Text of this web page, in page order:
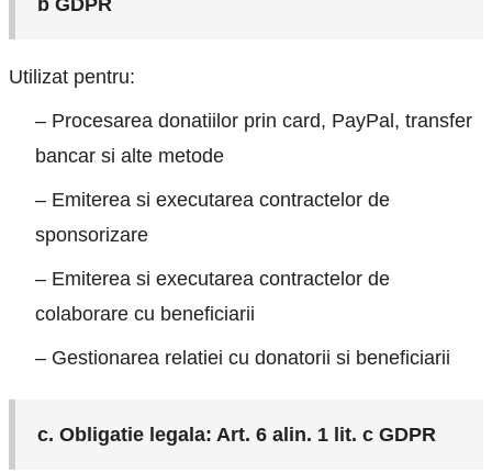
b GDPR
Utilizat pentru:
– Procesarea donatiilor prin card, PayPal, transfer
bancar si alte metode
– Emiterea si executarea contractelor de
sponsorizare
– Emiterea si executarea contractelor de
colaborare cu beneficiarii
– Gestionarea relatiei cu donatorii si beneficiarii
c. Obligatie legala: Art. 6 alin. 1 lit. c GDPR